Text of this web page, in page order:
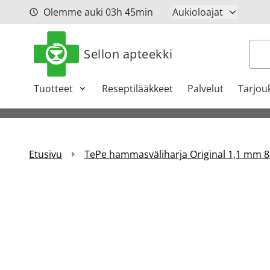
Siirry sisältöönOlemme auki 03h 45min Aukioloajat
Sellon apteekki Haku
Tuotteet Reseptilääkkeet Palvelut
Etusivu TePe hammasväliharja Original 1,1 mm